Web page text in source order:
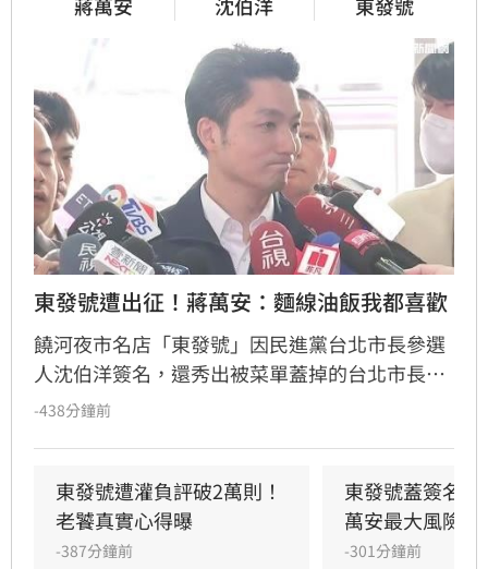
東發號遭出征！蔣萬安：麵線油飯我都喜歡
饒河夜市名店「東發號」因民進黨台北市長參選
人沈伯洋簽名，還秀出被菜單蓋掉的台北市長蔣
萬安簽名後被出征，5日下午火速用把兩人簽名
此，蔣萬安今（6）日強調，教育局在處理兒虐
事情一定秉持從速、從重、從嚴。
-438分鐘前
東發號遭灌負評破2萬則！
老饕真實心得曝
-387分鐘前
東發號蓋簽名
萬安最大風險曝
-301分鐘前